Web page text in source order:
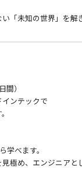
「未知の世界」を解
）
ンテックで
学べます。
極め、エンジニアと